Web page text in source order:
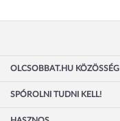
OLCSOBBAT.HU KÖZÖSSÉG
SPÓROLNI TUDNI KELL!